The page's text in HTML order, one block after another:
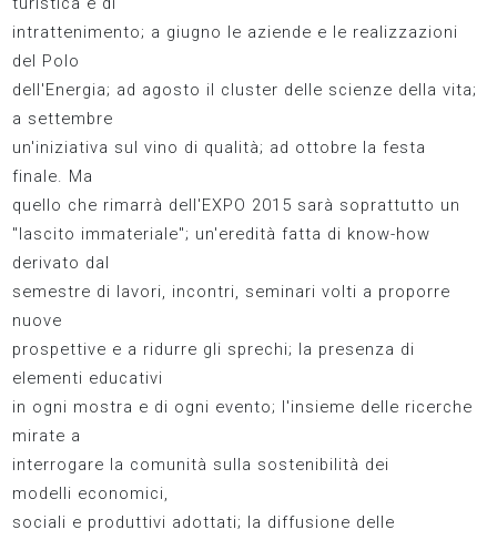
intrattenimento; a giugno le aziende e le realizzazioni
del Polo
dell'Energia; ad agosto il cluster delle scienze della vita;
a settembre
un'iniziativa sul vino di qualità; ad ottobre la festa
finale. Ma
quello che rimarrà dell'EXPO 2015 sarà soprattutto un
"lascito immateriale"; un'eredità fatta di know-how
derivato dal
semestre di lavori, incontri, seminari volti a proporre
nuove
prospettive e a ridurre gli sprechi; la presenza di
elementi educativi
in ogni mostra e di ogni evento; l'insieme delle ricerche
mirate a
interrogare la comunità sulla sostenibilità dei
modelli economici,
sociali e produttivi adottati; la diffusione delle